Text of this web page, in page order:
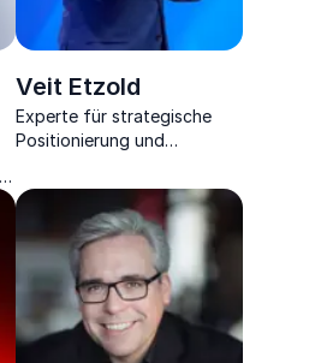
Veit Etzold
Experte für strategische
Positionierung und
Impulse für eine erfolgreiche
Differenzierung.